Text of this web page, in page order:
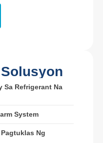
Sa Refrigerant Na
System
Ng
Email Address *